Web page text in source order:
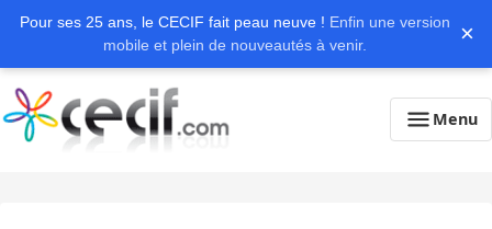
Pour ses 25 ans, le CECIF fait peau neuve ! Enfin une version
mobile et plein de nouveautés à venir.
×
Menu